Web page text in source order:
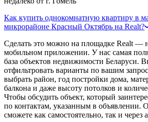
Как купить однокомнатную квартиру в
микрорайоне Красный Октябрь на Realt?
Сделать это можно на площадке Realt —
мобильном приложении. У нас самая
база объектов недвижимости Беларуси.
отфильтровать варианты по вашим
выбрать район, год постройки дома,
балкона и даже высоту потолков и
Чтобы обсудить объект, который
по контактам, указанным в объявлении.
сможете как самостоятельно, так и через